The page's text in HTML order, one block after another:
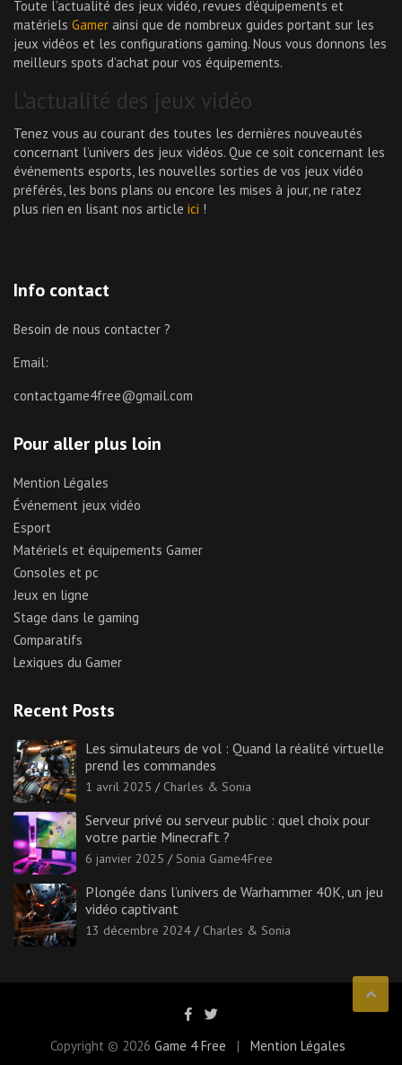
Toute l’actualité des jeux vidéo, revues d’équipements et
matériels Gamer ainsi que de nombreux guides portant sur les
jeux vidéos et les configurations gaming. Nous vous donnons les
meilleurs spots d’achat pour vos équipements.
L’actualité des jeux vidéo
Tenez vous au courant des toutes les dernières nouveautés
concernant l’univers des jeux vidéos. Que ce soit concernant les
événements esports, les nouvelles sorties de vos jeux vidéo
préférés, les bons plans ou encore les mises à jour, ne ratez
plus rien en lisant nos article ici !
Info contact
Besoin de nous contacter ?
Email:
contactgame4free@gmail.com
Pour aller plus loin
Mention Légales
Événement jeux vidéo
Esport
Matériels et équipements Gamer
Consoles et pc
Jeux en ligne
Stage dans le gaming
Comparatifs
Lexiques du Gamer
Recent Posts
Les simulateurs de vol : Quand la réalité virtuelle
prend les commandes
1 avril 2025 Charles & Sonia
Serveur privé ou serveur public : quel choix pour
votre partie Minecraft ?
6 janvier 2025 Sonia Game4Free
Plongée dans l’univers de Warhammer 40K, un jeu
vidéo captivant
13 décembre 2024 Charles & Sonia
Copyright © 2026 Game 4 Free Mention Légales